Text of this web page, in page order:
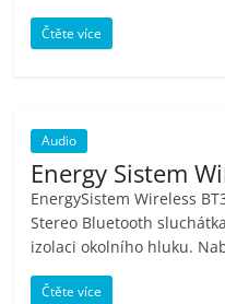
Čtěte více
Audio
Energy Sistem
EnergySistem Wireless
Stereo Bluetooth
izolaci okolního hluku.
Čtěte více